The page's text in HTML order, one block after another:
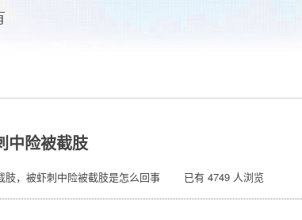
中险被截肢
，被虾刺中险被截肢是怎么回事 已有 4749 人浏览